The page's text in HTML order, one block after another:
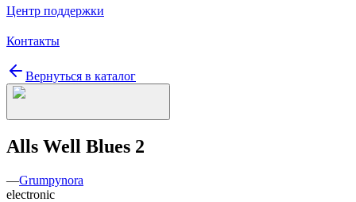
Центр поддержки
Контакты
Вернуться в каталог
Alls Well Blues 2
—Grumpynora
electronic